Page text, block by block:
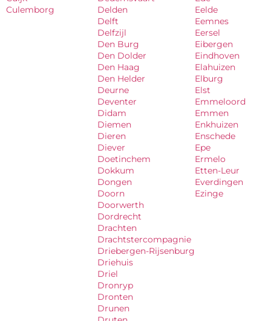
Culemborg
Delden
Delft
Delfzijl
Den Burg
Den Dolder
Den Haag
Den Helder
Deurne
Deventer
Didam
Diemen
Dieren
Diever
Doetinchem
Dokkum
Dongen
Doorn
Doorwerth
Dordrecht
Drachten
Drachtstercompagnie
Driebergen-Rijsenburg
Driehuis
Driel
Dronryp
Dronten
Drunen
Eelde
Eemnes
Eersel
Eibergen
Eindhoven
Elahuizen
Elburg
Elst
Emmeloord
Emmen
Enkhuizen
Enschede
Epe
Ermelo
Etten-Leur
Everdingen
Ezinge